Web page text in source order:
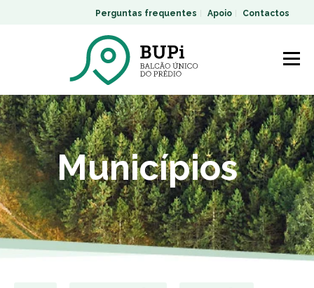
Perguntas frequentes Apoio Contactos
Municípios